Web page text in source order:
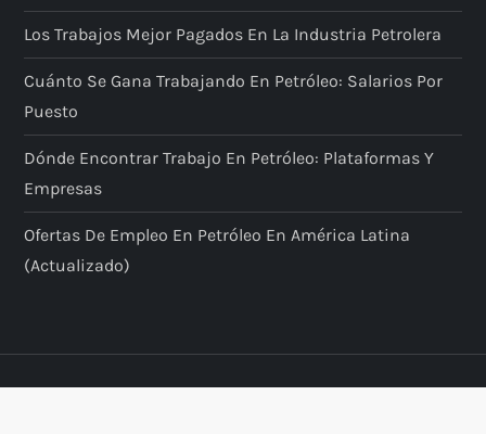
Los Trabajos Mejor Pagados En La Industria Petrolera
Cuánto Se Gana Trabajando En Petróleo: Salarios Por
Puesto
Dónde Encontrar Trabajo En Petróleo: Plataformas Y
Empresas
Ofertas De Empleo En Petróleo En América Latina
(actualizado)